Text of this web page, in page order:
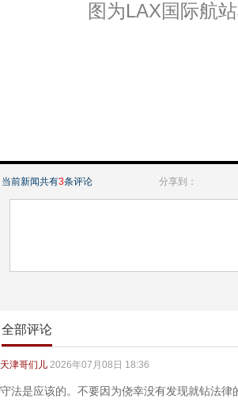
图为LAX国际航
当前新闻共有3条评论 分享到：
全部评论
天津哥们儿 2026年07月08日 18:36
守法是应该的。不要因为侥幸没有发现就钻法律